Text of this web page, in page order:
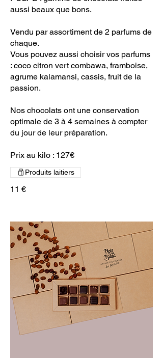
aussi beaux que bons.
Vendu par assortiment de 2 parfums de
chaque.
Vous pouvez aussi choisir vos parfums
: coco citron vert combawa, framboise,
agrume kalamansi, cassis, fruit de la
passion.
Nos chocolats ont une conservation
optimale de 3 à 4 semaines à compter
du jour de leur préparation.
Prix au kilo : 127€
11 €
Produits laitiers